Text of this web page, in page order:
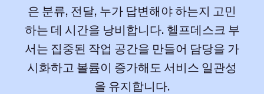
은 분류, 전달, 누가 답변해야 하는지 고민
하는 데 시간을 낭비합니다. 헬프데스크 부
서는 집중된 작업 공간을 만들어 담당을 가
시화하고 볼륨이 증가해도 서비스 일관성
을 유지합니다.